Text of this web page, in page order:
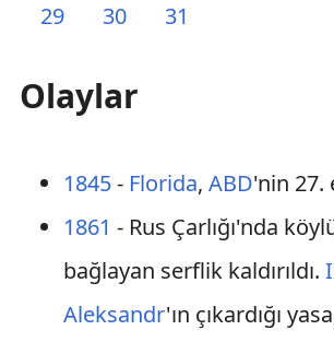
29
30 31
Olaylar
1845- Florida, ABD'nin 27.
1861 - Rus Çarlığı'nda
bağlayan serflik kaldırıldı.
Aleksandr'ın çıkardığı